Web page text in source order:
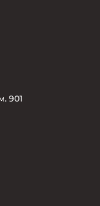
901